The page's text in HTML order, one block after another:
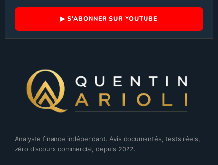
▶ S'ABONNER SUR YOUTUBE
Analyste finance indépendant. Avis documentés, tests réels,
zéro discours commercial, depuis 2022.